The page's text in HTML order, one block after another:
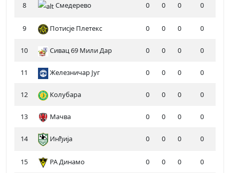
8 Смедерево 0 0 0 0
9 Потисје Плетекс 0 0 0 0
10 Сивац 69 Мили Дар 0 0 0 0
11 Железничар Југ 0 0 0 0
12 Колубара 0 0 0 0
13 Мачва 0 0 0 0
14 Инђија 0 0 0 0
15 РА Динамо 0 0 0 0